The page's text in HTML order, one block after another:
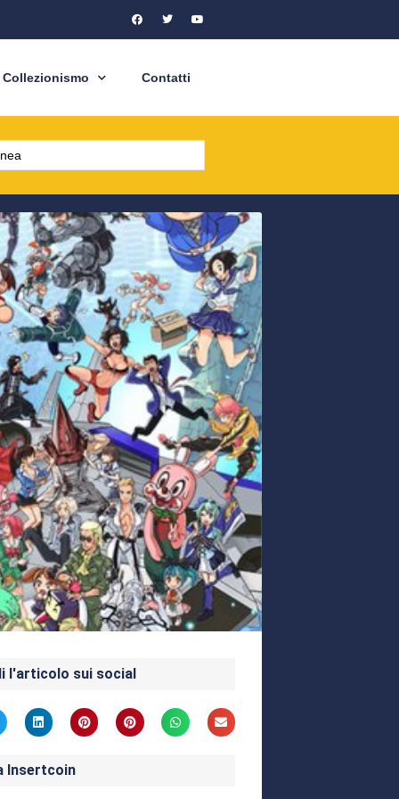
Collezionismo Contatti
l'articolo sui social
Insertcoin